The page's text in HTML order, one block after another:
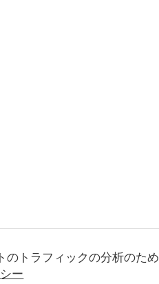
のトラフィックの分析のため
ー